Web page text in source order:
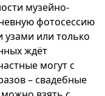
музейно-
фотосессию
узами или только
ждёт
могут с
– свадебные